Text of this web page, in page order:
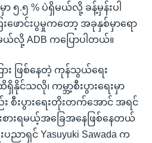
ာ ၅.၅ % ပဲရှိမယ်လို့ ခန့်မှန်းပါ
ောင်းပွမှုကတော့ အခုနှစ်မှာရော
ယ်လို့ ADB ကပြောပါတယ်။
း ဖြစ်နေတဲ့ ကုန်သွယ်ရေး
င်သလို၊ ကမ္ဘာ့စီးပွားရေးမှာ
စီးပွားရေးတိုးတက်အောင် အရင်
ားရမယ့်အခြေအနေဖြစ်နေတယ်
ညာရှင် Yasuyuki Sawada က